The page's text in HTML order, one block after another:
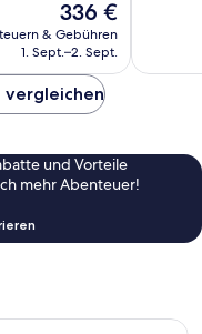
Der
Preis
beträgt
336 €
& Gebühren
1. Sept.–2. Sept.
vergleichen
und Vorteile
mehr Abenteuer!